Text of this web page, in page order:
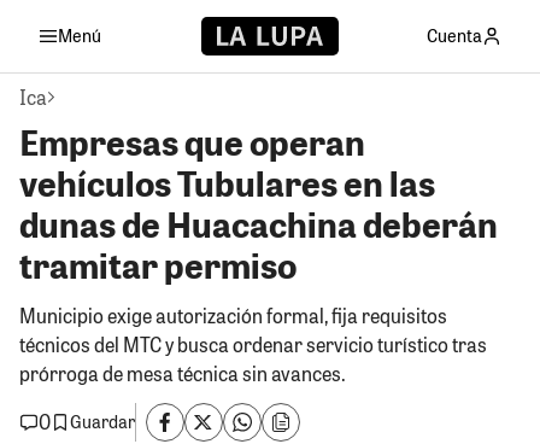
Menú Cuenta
Ica
Empresas que operan
vehículos Tubulares en las
dunas de Huacachina deberán
tramitar permiso
Municipio exige autorización formal, fija requisitos
técnicos del MTC y busca ordenar servicio turístico tras
prórroga de mesa técnica sin avances.
0
Guardar